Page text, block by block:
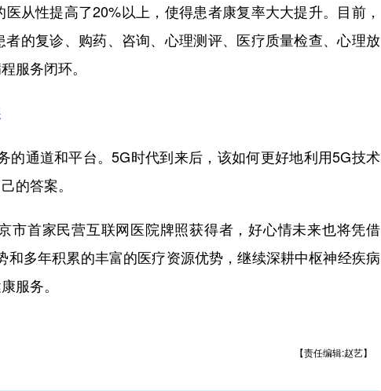
从性提高了20%以上，使得患者康复率大大提升。目前，
的复诊、购药、咨询、心理测评、医疗质量检查、心理放
服务闭环。
的通道和平台。5G时代到来后，该如何更好地利用5G技术
的答案。
市首家民营互联网医院牌照获得者，好心情未来也将凭借
多年积累的丰富的医疗资源优势，继续深耕中枢神经疾病
服务。
【责任编辑:赵艺】